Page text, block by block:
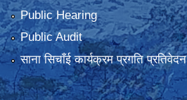
Public Hearing
Public Audit
साना सिचाँई कार्यक्रम प्रगति प्रतिवेदन